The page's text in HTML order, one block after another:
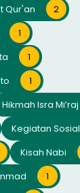
Qur'an
2
1
1
1
Hikmah Isra Mi’raj
Kegiatan Sosial
Kisah Nabi
1